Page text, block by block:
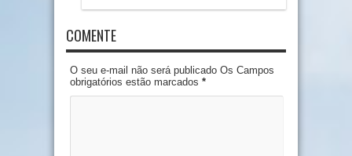
COMENTE
O seu e-mail não será publicado Os Campos
obrigatórios estão marcados *